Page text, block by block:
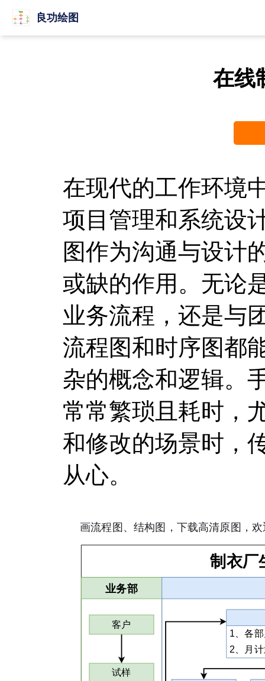
良功绘图
在线
在现代的工作环境
项目管理和系统设
图作为沟通与设计
或缺的作用。无论
业务流程，还是与
流程图和时序图都
杂的概念和逻辑。
常常繁琐且耗时，
和修改的场景时，
从心。